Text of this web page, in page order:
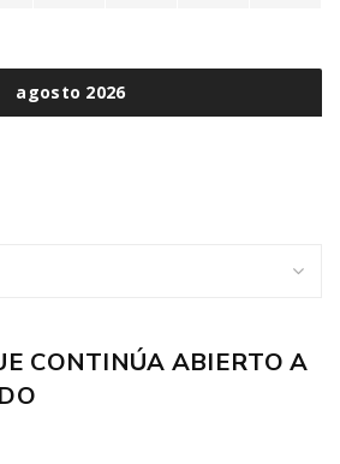
agosto 2026
CONTINÚA ABIERTO A